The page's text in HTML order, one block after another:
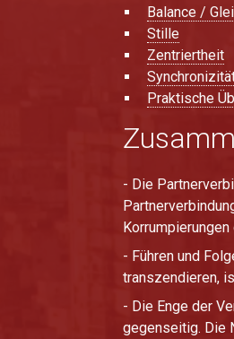
Balance /
Stille
Zentriertheit
Praktische
- Die
- Führen und
transzendieren,
- Die Enge der
gegenseitig. Die